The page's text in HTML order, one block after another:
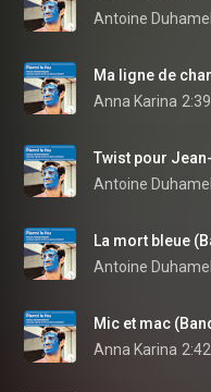
Antoine Duhamel
Anna Karina 2:39
Antoine Duhamel
Antoine Duhamel
Anna Karina 2:42